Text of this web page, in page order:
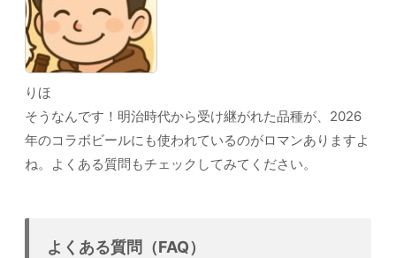
りほ
そうなんです！明治時代から受け継がれた品種が、2026
年のコラボビールにも使われているのがロマンありますよ
ね。よくある質問もチェックしてみてください。
よくある質問（FAQ）